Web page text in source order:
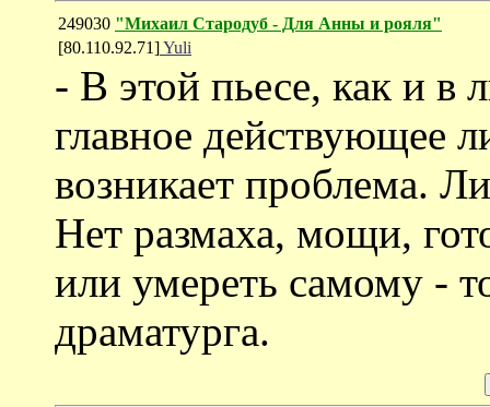
249030 "Михаил Стародуб - Для Анны и рояля"
[80.110.92.71]Yuli
- В этой пьесе, как и в
главное действующее
возникает проблема.
Нет размаха, мощи,
или умереть самому -
драматурга.